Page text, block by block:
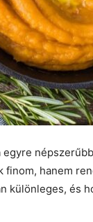
hanem
különleges, és